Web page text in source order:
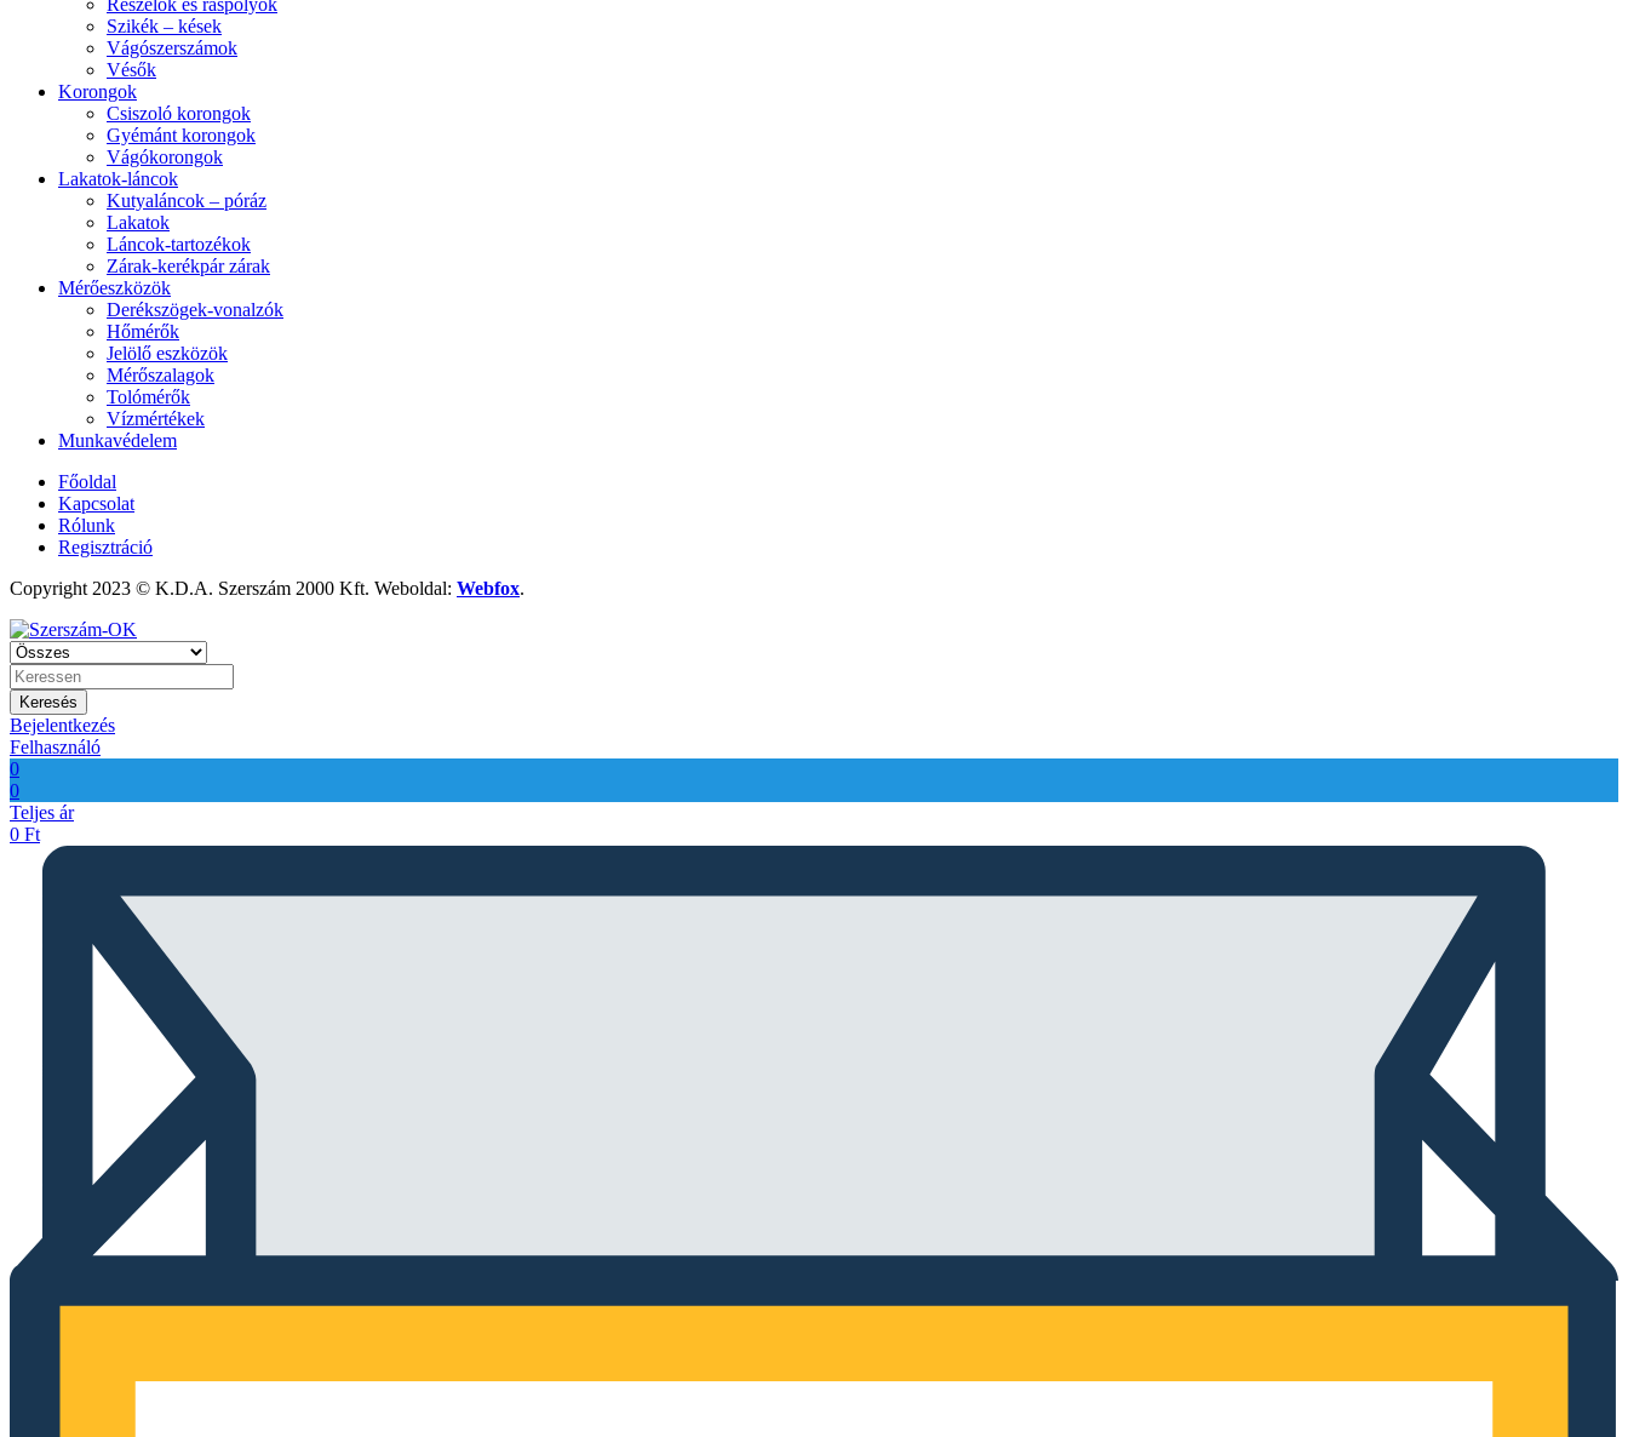
Reszelők és ráspolyok
Szikék – kések
Vágószerszámok
Vésők
Korongok
Csiszoló korongok
Gyémánt korongok
Vágókorongok
Lakatok-láncok
Kutyaláncok – póráz
Lakatok
Láncok-tartozékok
Zárak-kerékpár zárak
Mérőeszközök
Derékszögek-vonalzók
Hőmérők
Jelölő eszközök
Mérőszalagok
Tolómérők
Vízmértékek
Munkavédelem
Főoldal
Kapcsolat
Rólunk
Regisztráció
Copyright 2023 © K.D.A. Szerszám 2000 Kft. Weboldal: Webfox.
Keresés
Bejelentkezés
Felhasználó
0
0
Teljes ár
0 Ft